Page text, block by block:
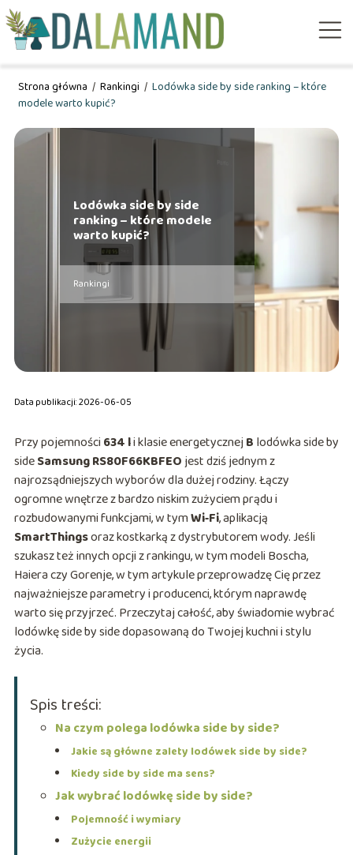
Strona główna / Rankingi / Lodówka side by side ranking – które
modele warto kupić?
Lodówka side by side
ranking – które modele
warto kupić?
Rankingi
Data publikacji: 2026-06-05
Przy pojemności 634 li klasie energetycznejB lodówka side by
sideSamsung RS80F66KBFEOjest dziś jednym z
najrozsądniejszych wyborów dla dużej rodziny. Łączy
ogromne wnętrze z bardzo niskim zużyciem prądu i
rozbudowanymi funkcjami, w tymWi‑Fi, aplikacją
SmartThingsoraz kostkarką z dystrybutorem wody. Jeśli
szukasz też innych opcji z rankingu, w tym modeli Boscha,
Haiera czy Gorenje, w tym artykule przeprowadzę Cię przez
najważniejsze parametry i producenci, którym naprawdę
warto się przyjrzeć. Przeczytaj całość, aby świadomie wybrać
lodówkę side by side dopasowaną do Twojej kuchni i stylu
życia.
Spis treści:
Na czym polega lodówka side by side?
Jakie są główne zalety lodówek side by side?
Kiedy side by side ma sens?
Jak wybrać lodówkę side by side?
Pojemność i wymiary
Zużycie energii